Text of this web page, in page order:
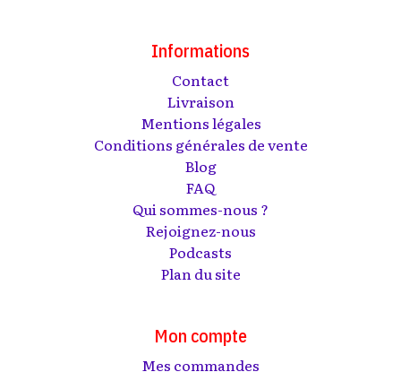
Informations
Contact
Livraison
Mentions légales
Conditions générales de vente
Blog
FAQ
Qui sommes-nous ?
Rejoignez-nous
Podcasts
Plan du site
Mon compte
Mes commandes